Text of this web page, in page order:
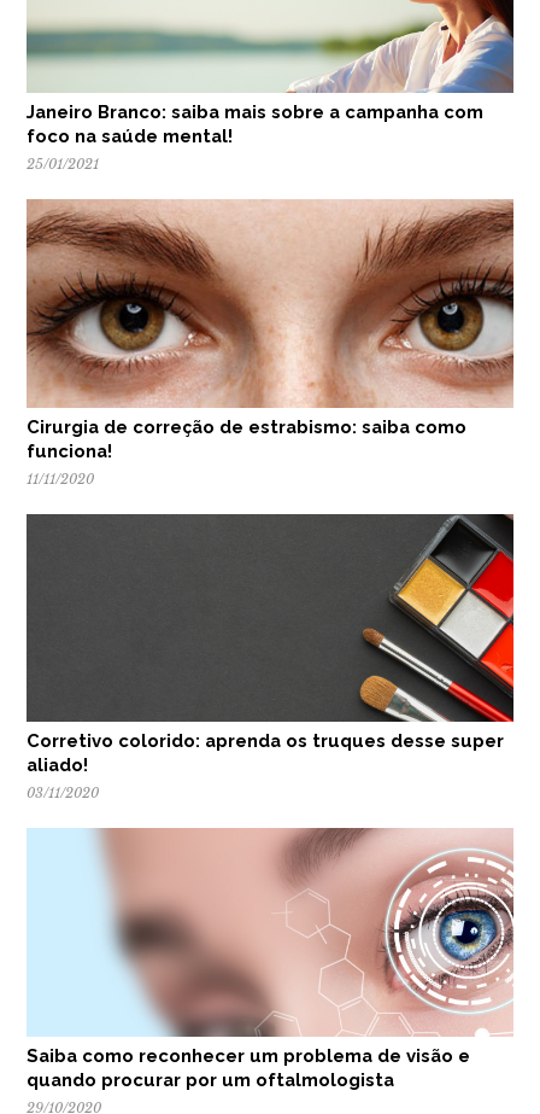
Janeiro Branco: saiba mais sobre a campanha com
foco na saúde mental!
25/01/2021
Cirurgia de correção de estrabismo: saiba como
funciona!
11/11/2020
Corretivo colorido: aprenda os truques desse super
aliado!
03/11/2020
Saiba como reconhecer um problema de visão e
quando procurar por um oftalmologista
29/10/2020